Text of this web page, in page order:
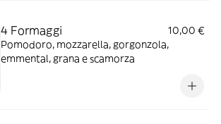
4 Formaggi
10,00 €
Pomodoro, mozzarella, gorgonzola,
emmental, grana e scamorza